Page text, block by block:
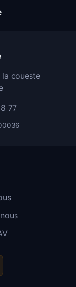
la coueste
77